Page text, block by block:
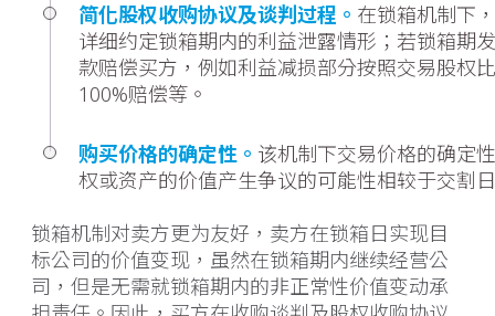
简化股权收购协议及谈判过程。 在锁箱机制下
详细约定锁箱期内的利益泄露情形；若锁箱期
款赔偿买方，例如利益减损部分按照交易股权
100%赔偿等。
购买价格的确定性。 该机制下交易价格的确定
权或资产的价值产生争议的可能性相较于交割
锁箱机制对卖方更为友好，卖方在锁箱日实现目
标公司的价值变现，虽然在锁箱期内继续经营公
司，但是无需就锁箱期内的非正常性价值变动承